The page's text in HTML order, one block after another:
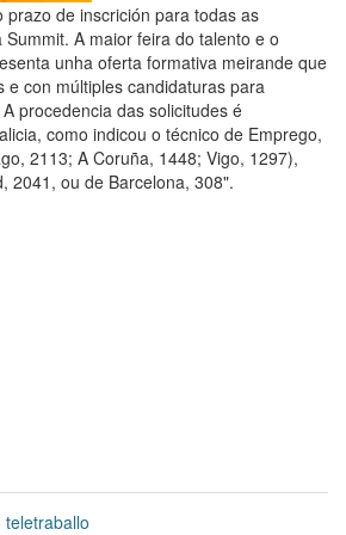
prazo de inscrición para todas as
A maior feira do talento e o
unha oferta formativa meirande que
e con múltiples candidaturas para
procedencia das solicitudes é
como indicou o técnico de Emprego,
2113; A Coruña, 1448; Vigo, 1297),
2041, ou de Barcelona, 308".